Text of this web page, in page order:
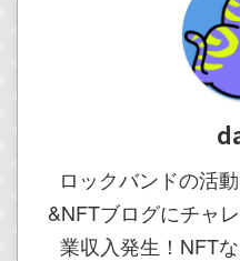
ロックバンドの活
&NFTブログにチャ
業収入発生！NFT